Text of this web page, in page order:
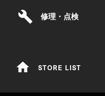
build 修理・点検
home STORE LIST